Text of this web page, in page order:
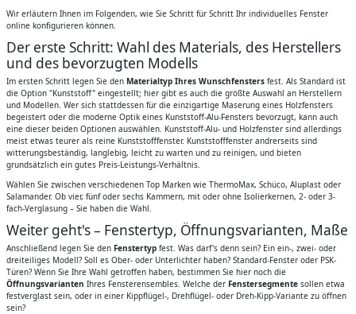
Wir erläutern Ihnen im Folgenden, wie Sie Schritt für Schritt Ihr individuelles Fenster
online konfigurieren können.
Der erste Schritt: Wahl des Materials, des Herstellers
und des bevorzugten Modells
Im ersten Schritt legen Sie den Materialtyp Ihres Wunschfenstersfest. Als Standard ist
die Option "Kunststoff" eingestellt; hier gibt es auch die größte Auswahl an Herstellern
und Modellen. Wer sich stattdessen für die einzigartige Maserung eines Holzfensters
begeistert oder die moderne Optik eines Kunststoff-Alu-Fensters bevorzugt, kann auch
eine dieser beiden Optionen auswählen. Kunststoff-Alu- und Holzfenster sind allerdings
meist etwas teurer als reine Kunststofffenster. Kunststofffenster andrerseits sind
witterungsbeständig, langlebig, leicht zu warten und zu reinigen, und bieten
grundsätzlich ein gutes Preis-Leistungs-Verhältnis.
Wählen Sie zwischen verschiedenen Top Marken wie ThermoMax, Schüco, Aluplast oder
Salamander. Ob vier, fünf oder sechs Kammern, mit oder ohne Isolierkernen, 2- oder 3-
fach-Verglasung – Sie haben die Wahl.
Weiter geht's – Fenstertyp, Öffnungsvarianten, Maße
Anschließend legen Sie den Fenstertypfest. Was darf's denn sein? Ein ein-, zwei- oder
dreiteiliges Modell? Soll es Ober- oder Unterlichter haben? Standard-Fenster oder PSK-
Türen? Wenn Sie Ihre Wahl getroffen haben, bestimmen Sie hier noch die
Öffnungsvarianten Ihres Fensterensembles. Welche der Fenstersegmentesollen etwa
festverglast sein, oder in einer Kippflügel-, Drehflügel- oder Dreh-Kipp-Variante zu öffnen
sein?